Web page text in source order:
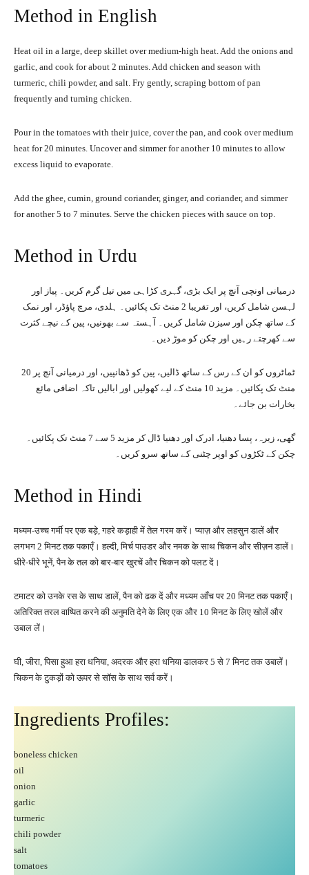
Method in English
Heat oil in a large, deep skillet over medium-high heat. Add the onions and
garlic, and cook for about 2 minutes. Add chicken and season with
turmeric, chili powder, and salt. Fry gently, scraping bottom of pan
frequently and turning chicken.
Pour in the tomatoes with their juice, cover the pan, and cook over medium
heat for 20 minutes. Uncover and simmer for another 10 minutes to allow
excess liquid to evaporate.
Add the ghee, cumin, ground coriander, ginger, and coriander, and simmer
for another 5 to 7 minutes. Serve the chicken pieces with sauce on top.
Method in Urdu
درمیانی اونچی آنچ پر ایک بڑی، گہری کڑاہی میں تیل گرم کریں۔ پیاز اور
لہسن شامل کریں، اور تقریبا 2 منٹ تک پکائیں۔ ہلدی، مرچ پاؤڈر، اور نمک
کے ساتھ چکن اور سیزن شامل کریں۔ آہستہ سے بھونیں، پین کے نیچے کثرت
سے کھرچتے رہیں اور چکن کو موڑ دیں۔
ٹماٹروں کو ان کے رس کے ساتھ ڈالیں، پین کو ڈھانپیں، اور درمیانی آنچ پر 20
منٹ تک پکائیں۔ مزید 10 منٹ کے لیے کھولیں اور ابالیں تاکہ اضافی مائع
بخارات بن جائے۔
گھی، زیرہ، پسا دھنیا، ادرک اور دھنیا ڈال کر مزید 5 سے 7 منٹ تک پکائیں۔
چکن کے ٹکڑوں کو اوپر چٹنی کے ساتھ سرو کریں۔
Method in Hindi
मध्यम-उच्च गर्मी पर एक बड़े, गहरे कड़ाही में तेल गरम करें। प्याज़ और लहसुन डालें और
लगभग 2 मिनट तक पकाएँ। हल्दी, मिर्च पाउडर और नमक के साथ चिकन और सीज़न डालें।
धीरे-धीरे भूनें, पैन के तल को बार-बार खुरचें और चिकन को पलट दें।
टमाटर को उनके रस के साथ डालें, पैन को ढक दें और मध्यम आँच पर 20 मिनट तक पकाएँ।
अतिरिक्त तरल वाष्पित करने की अनुमति देने के लिए एक और 10 मिनट के लिए खोलें और
उबाल लें।
घी, जीरा, पिसा हुआ हरा धनिया, अदरक और हरा धनिया डालकर 5 से 7 मिनट तक उबालें।
चिकन के टुकड़ों को ऊपर से सॉस के साथ सर्व करें।
Ingredients Profiles:
boneless chicken
oil
onion
garlic
turmeric
chili powder
salt
tomatoes